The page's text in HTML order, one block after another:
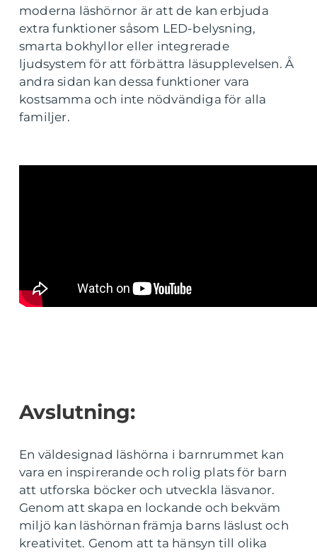
moderna läshörnor är att de kan erbjuda
extra funktioner såsom LED-belysning,
smarta bokhyllor eller integrerade
ljudsystem för att förbättra läsupplevelsen. Å
andra sidan kan dessa funktioner vara
kostsamma och inte nödvändiga för alla
familjer.
Avslutning:
En väldesignad läshörna i barnrummet kan
vara en inspirerande och rolig plats för barn
att utforska böcker och utveckla läsvanor.
Genom att skapa en lockande och bekväm
miljö kan läshörnan främja barns läslust och
kreativitet. Genom att ta hänsyn till olika